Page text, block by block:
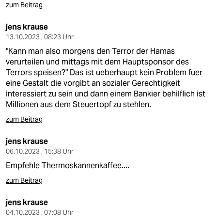
fragen & hilfe
unterstützen
abo
genossenschaft
epaper login
zum Beitrag
jens krause
13.10.2023 , 08:23 Uhr
"Kann man also morgens den Terror der Hamas
verurteilen und mittags mit dem Hauptsponsor des
Terrors speisen?" Das ist ueberhaupt kein Problem fuer
eine Gestalt die vorgibt an sozialer Gerechtigkeit
interessiert zu sein und dann einem Bankier behilflich ist
Millionen aus dem Steuertopf zu stehlen.
zum Beitrag
jens krause
06.10.2023 , 15:38 Uhr
Empfehle Thermoskannenkaffee....
zum Beitrag
jens krause
04.10.2023 , 07:08 Uhr